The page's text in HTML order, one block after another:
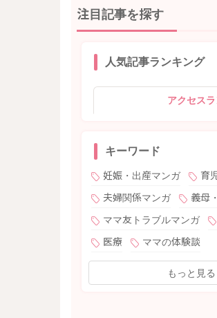
注目記事を探す
人気記事ランキング
アクセス
キーワード
妊娠・出産マンガ
育
夫婦関係マンガ
義母
ママ友トラブルマンガ
医療
ママの体験談
もっと見る